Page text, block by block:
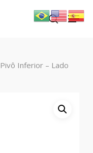
search
Menu
Pivô Inferior – Lado